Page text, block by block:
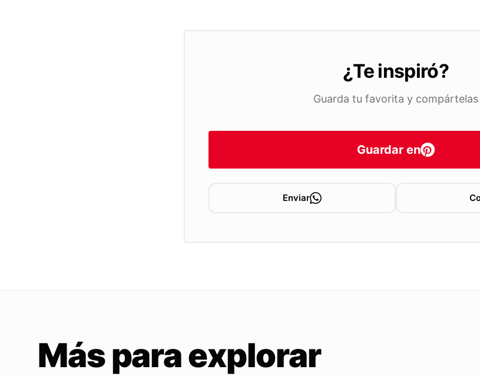
¿Te inspiró?
Guarda tu favorita y compártelas
Guardar en
Enviar
Más para explorar